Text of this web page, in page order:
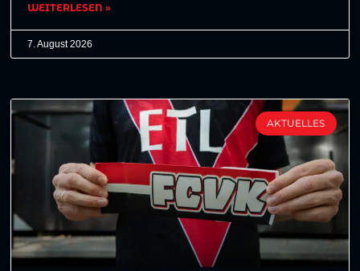
WEITERLESEN »
7. August 2026
AKTUELLES